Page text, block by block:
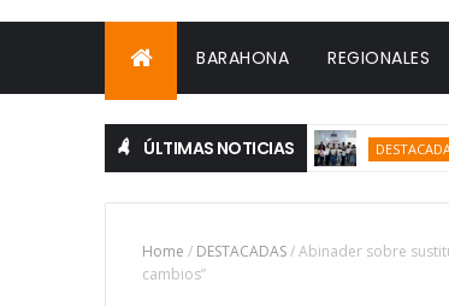
BARAHONA REGIONALES
ÚLTIMAS NOTICIAS DESTACADAS
Home / DESTACADAS/Abinader sobre
cambios”